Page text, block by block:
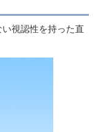
視認性を持った直